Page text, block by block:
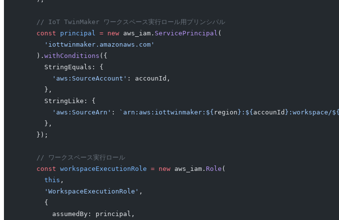
    // IoT TwinMaker ワークスペース実行ロール用プリンシパル
    const
principal = new aws_iam. ServicePrincipal (
      'iottwinmaker.amazonaws.com'
    ).
withConditions ({
      StringEquals: {
        'aws:SourceAccount'
: accounId,
      },
      StringLike: {
        'aws:SourceArn'
: `arn:aws:iottwinmaker:${ region }:${ accounId }:workspace/${
      },
    });
    // ワークスペース実行ロール
    const
workspaceExecutionRole = new aws_iam. Role (
      this
,
      'WorkspaceExecutionRole'
,
      {
        assumedBy: principal,